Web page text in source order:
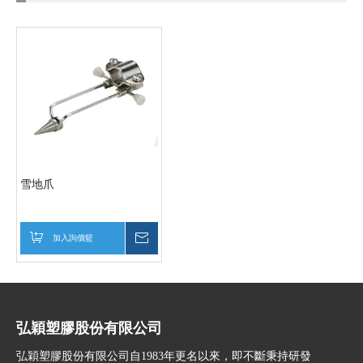
雪地爪
加入詢價籃
弘穎塑膠股份有限公司
弘穎塑膠股份有限公司自1983年更名以來，即不斷秉持研發